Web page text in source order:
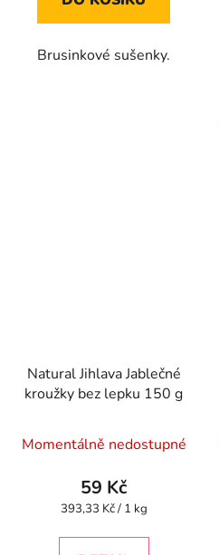
Brusinkové sušenky.
Natural Jihlava Jablečné
kroužky bez lepku 150 g
hodnocení
produktu
je
Momentálně nedostupné
59 Kč
Měrná
393,33 Kč / 1 kg